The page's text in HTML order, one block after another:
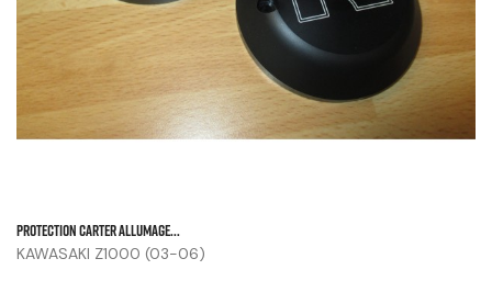
PROTECTION CARTER Allumage...
KAWASAKI Z1000 (03-06)